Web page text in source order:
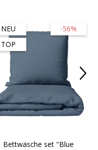
-56%
NEU
TOP
Bettwäsche set "Blue